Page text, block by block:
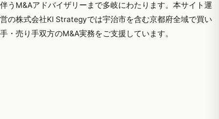
伴うM&Aアドバイザリーまで多岐にわたります。本サイト運
営の株式会社KI Strategyでは宇治市を含む京都府全域で買い
手・売り手双方のM&A実務をご支援しています。